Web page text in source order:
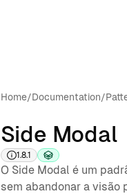
Home/Documentation/
Side Modal
1.8.1
O Side Modal é um
sem abandonar a visão